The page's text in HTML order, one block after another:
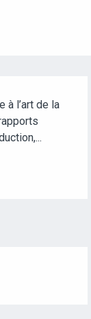
à l’art de la